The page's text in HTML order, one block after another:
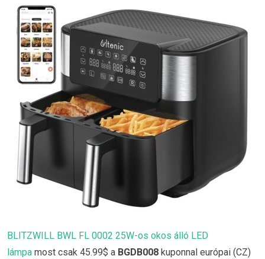
BLITZWILL BWL FL 0002 25W-os okos álló LED
lámpa most csak 45.99$ a BGDB008 kuponnal európai (CZ)